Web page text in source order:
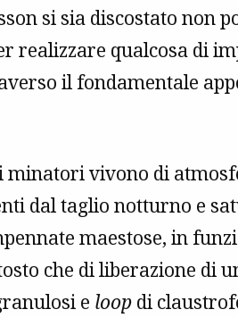
si sia discostato non
realizzare qualcosa di
il fondamentale
minatori vivono di
dal taglio notturno e
maestose, in
che di liberazione di
e loop di